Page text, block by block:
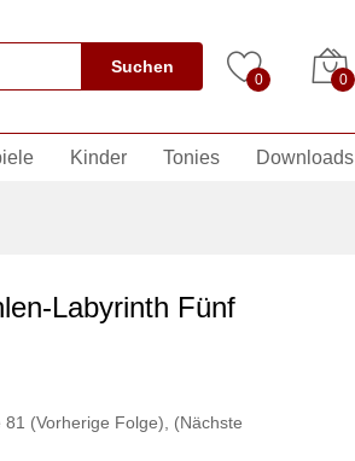
Suchen
0 0
Kinder Tonies Downloads
Labyrinth Fünf
(Vorherige Folge)
(Nächste